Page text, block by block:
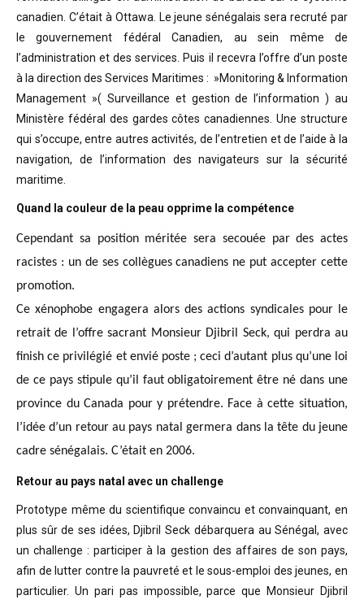
canadien. C’était à Ottawa. Le jeune sénégalais sera recruté par
le gouvernement fédéral Canadien, au sein même de
l’administration et des services. Puis il recevra l’offre d’un poste
à la direction des Services Maritimes : »Monitoring & Information
Management »( Surveillance et gestion de l’information ) au
Ministère fédéral des gardes côtes canadiennes. Une structure
qui s’occupe, entre autres activités, de l’entretien et de l’aide à la
navigation, de l’information des navigateurs sur la sécurité
maritime.
Quand la couleur de la peau opprime la compétence
Cependant sa position méritée sera secouée par des actes
racistes : un de ses collègues canadiens ne put accepter cette
promotion.
Ce xénophobe engagera alors des actions syndicales pour le
retrait de l’offre sacrant Monsieur Djibril Seck, qui perdra au
finish ce privilégié et envié poste ; ceci d’autant plus qu’une loi
de ce pays stipule qu’il faut obligatoirement être né dans une
province du Canada pour y prétendre. Face à cette situation,
l’idée d’un retour au pays natal germera dans la tête du jeune
cadre sénégalais. C’était en 2006.
Retour au pays natal avec un challenge
Prototype même du scientifique convaincu et convainquant, en
plus sûr de ses idées, Djibril Seck débarquera au Sénégal, avec
un challenge : participer à la gestion des affaires de son pays,
afin de lutter contre la pauvreté et le sous-emploi des jeunes, en
particulier. Un pari pas impossible, parce que Monsieur Djibril